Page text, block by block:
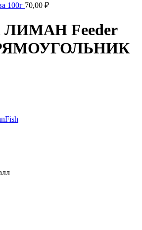
100г 70,00 ₽
ЛИМАН Feeder